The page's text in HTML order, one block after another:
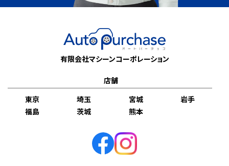
有限会社マシーンコーポレーション
店舗
東京
埼玉 宮城
岩手
福島
茨城 熊本